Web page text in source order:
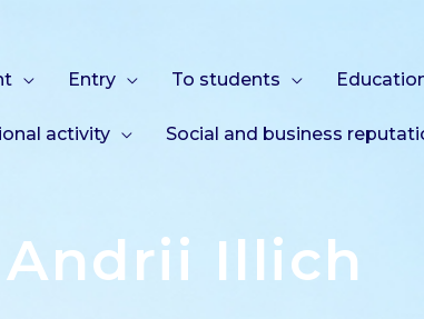
Entry To students
activity Social and business
Illich